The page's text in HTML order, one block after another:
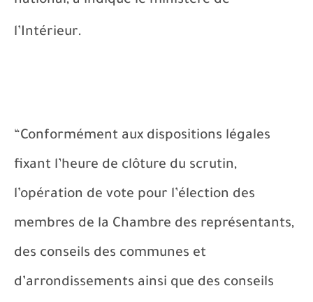
l’Intérieur.
“Conformément aux dispositions légales
fixant l’heure de clôture du scrutin,
l’opération de vote pour l’élection des
membres de la Chambre des représentants,
des conseils des communes et
d’arrondissements ainsi que des conseils